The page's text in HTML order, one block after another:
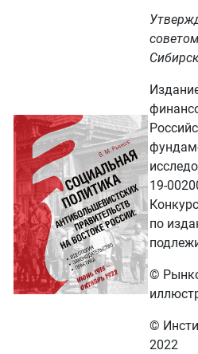
19-
по
©
©
2022